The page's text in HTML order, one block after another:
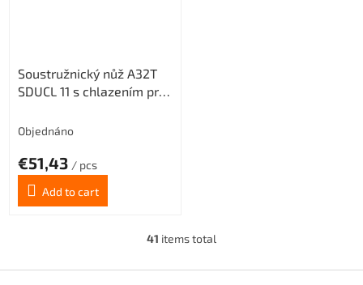
Soustružnický nůž A32T
SDUCL 11 s chlazením pro
Objednáno
€51,43 / pcs
Add to cart
L
s
41 items total